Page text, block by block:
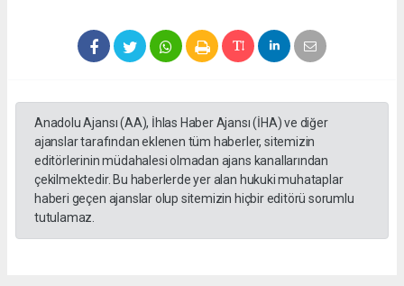
Anadolu Ajansı (AA), İhlas Haber Ajansı (İHA) ve diğer
ajanslar tarafından eklenen tüm haberler, sitemizin
editörlerinin müdahalesi olmadan ajans kanallarından
çekilmektedir. Bu haberlerde yer alan hukuki muhataplar
haberi geçen ajanslar olup sitemizin hiçbir editörü sorumlu
tutulamaz.